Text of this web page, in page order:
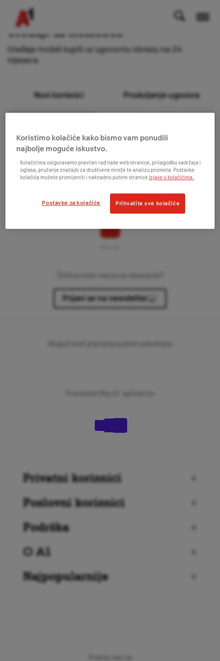
Uređaji uz Homebox
Uređaje možeš kupiti uz ugovornu obvezu na 24
mjeseca.
Novi korisnici Produljenje ugovora
Prijavi se na newsletter
Privatni korisnici
+
Poslovni korisnici
+
Podrška
+
O A1
+
Najpopularnije
+
Koristimo kolačiće kako bismo vam ponudili
najbolje moguće iskustvo.
Kolačićima osiguravamo pravilan rad naše web stranice, prilagodbu sadržaja i
oglasa, pružanje značajki za društvene mreže te analizu prometa. Postavke
kolačića možete promijeniti i naknadno putem stranice Izjave o kolačićima.
Postavke za kolačiće Prihvatite sve kolačiće